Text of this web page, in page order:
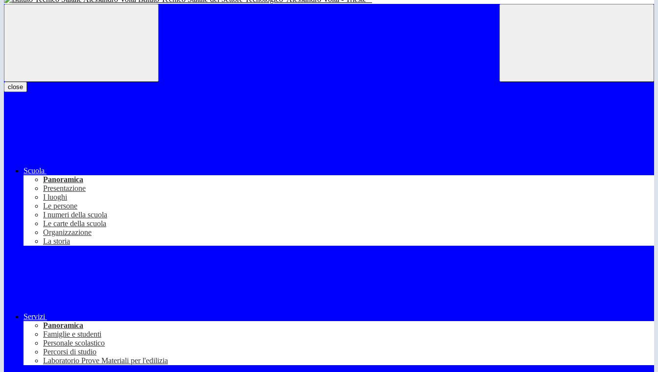
close
Scuola
Panoramica
Presentazione
I luoghi
Le persone
I numeri della scuola
Le carte della scuola
Organizzazione
La storia
Servizi
Panoramica
Famiglie e studenti
Personale scolastico
Percorsi di studio
Laboratorio Prove Materiali per l'edilizia